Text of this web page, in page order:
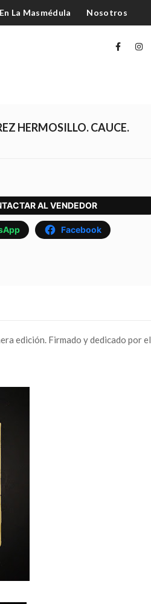
La Masmédula Nosotros
HERMOSILLO. CAUCE.
AL VENDEDOR
Facebook
edición. Firmado y dedicado por el